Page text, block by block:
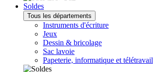
Soldes
Tous les départements
Instruments d'écriture
Jeux
Dessin & bricolage
Sac lavoie
Papeterie, informatique et télétravail